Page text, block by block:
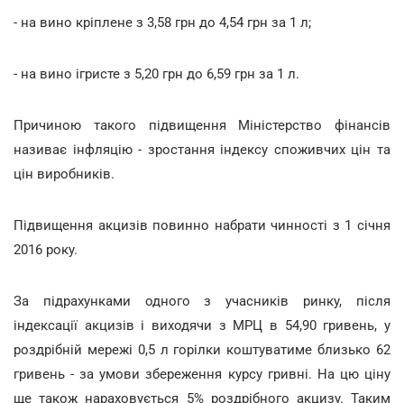
- на вино кріплене з 3,58 грн до 4,54 грн за 1 л;
- на вино ігристе з 5,20 грн до 6,59 грн за 1 л.
Причиною такого підвищення Міністерство фінансів
називає інфляцію - зростання індексу споживчих цін та
цін виробників.
Підвищення акцизів повинно набрати чинності з 1 січня
2016 року.
За підрахунками одного з учасників ринку, після
індексації акцизів і виходячи з МРЦ в 54,90 гривень, у
роздрібній мережі 0,5 л горілки коштуватиме близько 62
гривень - за умови збереження курсу гривні. На цю ціну
ще також нараховується 5% роздрібного акцизу. Таким